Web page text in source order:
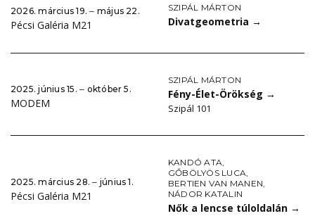
2026. március 19. ‒ május 22.
Pécsi Galéria M21
SZIPÁL MÁRTON
Divatgeometria →
2025. június 15. ‒ október 5.
MODEM
SZIPÁL MÁRTON
Fény-Élet-Örökség →
Szipál 101
2025. március 28. ‒ június 1.
Pécsi Galéria M21
KANDÓ ATA,
GŐBÖLYÖS LUCA,
BERTIEN VAN MANEN,
NÁDOR KATALIN
Nők a lencse túloldalán →